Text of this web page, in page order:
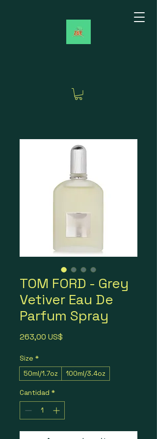
TOM FORD - Grey
Vetiver Eau De
Parfum Spray
263,00 US$
Size *
50ml/1.7oz
100ml/3.4oz
Cantidad *